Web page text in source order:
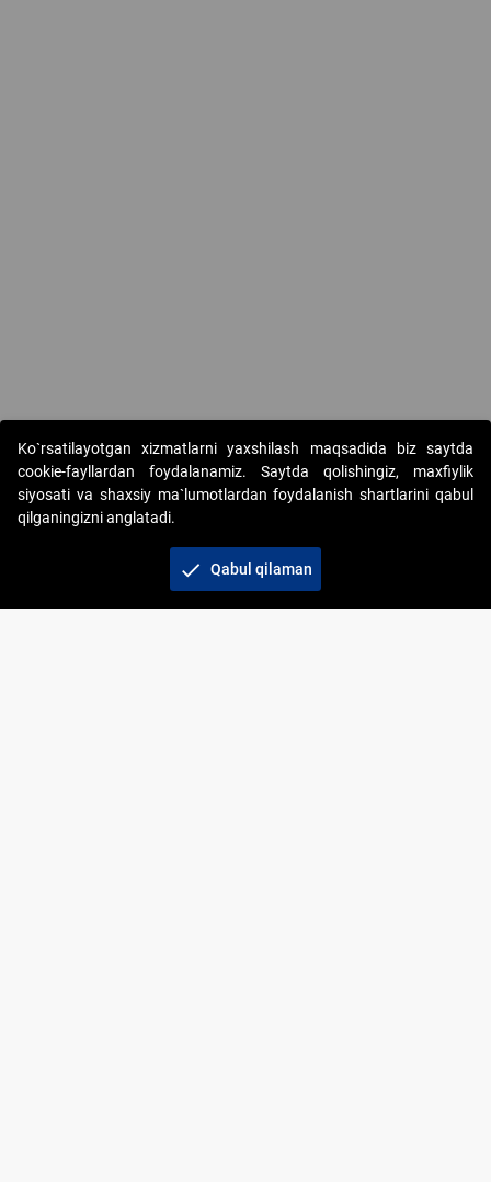
Copyright © 2017-2026. "Elektron onlayn-auksionlarni
tashkil etish" AJ. Barcha huquqlar himoyalangan
Ko`rsatilayotgan xizmatlarni yaxshilash maqsadida biz saytda
cookie-fayllardan foydalanamiz. Saytda qolishingiz, maxfiylik
siyosati va shaxsiy ma`lumotlardan foydalanish shartlarini qabul
qilganingizni anglatadi.
check Qabul qilaman